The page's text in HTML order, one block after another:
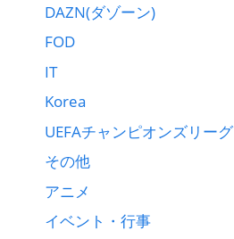
DAZN(ダゾーン)
FOD
IT
Korea
UEFAチャンピオンズリーグ
その他
アニメ
イベント・行事